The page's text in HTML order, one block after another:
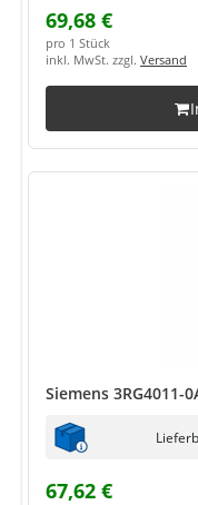
69,68 €
pro 1 Stück
inkl. MwSt. zzgl. Versand
Siemens 3RG4011-
67,62 €